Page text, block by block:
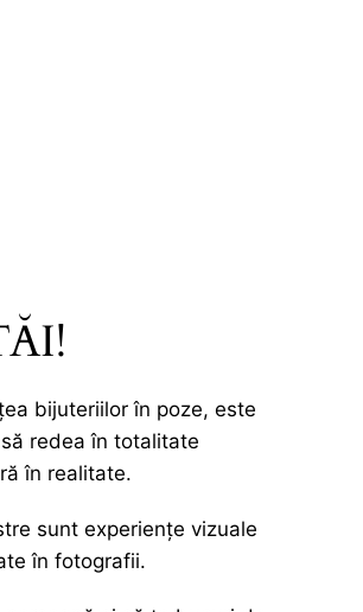
bijuteriilor în poze, este
redea în totalitate
în realitate.
sunt experiențe vizuale
în fotografii.